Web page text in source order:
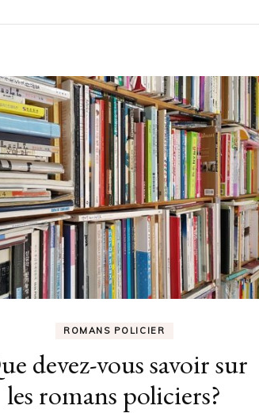
ROMANS POLICIER
devez-vous savoir sur
les romans policiers?